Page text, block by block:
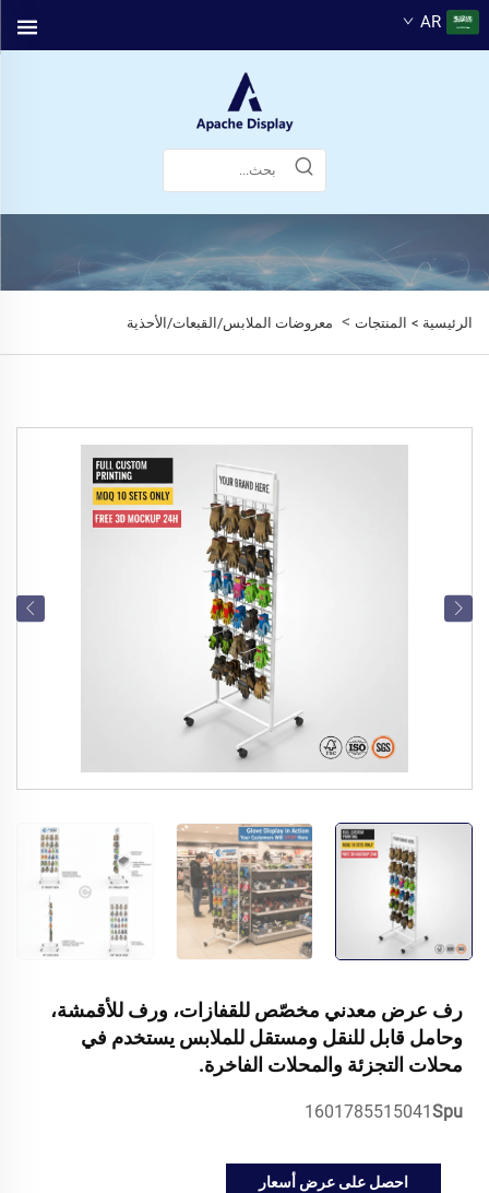
AR
الرئيسية > المنتجات > معروضات الملابس/القبعات/الأحذية
رف عرض معدني مخصّص للقفازات، ورف للأقمشة،
وحامل قابل للنقل ومستقل للملابس يستخدم في
محلات التجزئة والمحلات الفاخرة.
Spu
1601785515041
احصل على عرض أسعار